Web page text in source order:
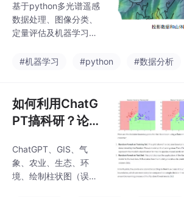
定量评估及机器
学习方法应用
基于python多光谱遥感
数据处理、图像分类、
定量评估及机器学习方
基本概念和理论，介绍
Modis数据等多光谱数
据说明和下载方法。介
绍基于ENVI的上述多光
数据辐射定标、大气校
正等预处理方法，波段
组合、光谱指数计算、
#机器学习 #python #数据分析
如何利用ChatG
PT搞科研？论文
金润色、数据分
析、科研绘图
ChatGPT、GIS、气
象、农业、生态、环
境、绘制柱状图（误差